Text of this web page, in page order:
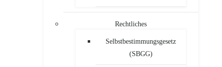
Rechtliches
Selbstbestimmungsgesetz
(SBGG)